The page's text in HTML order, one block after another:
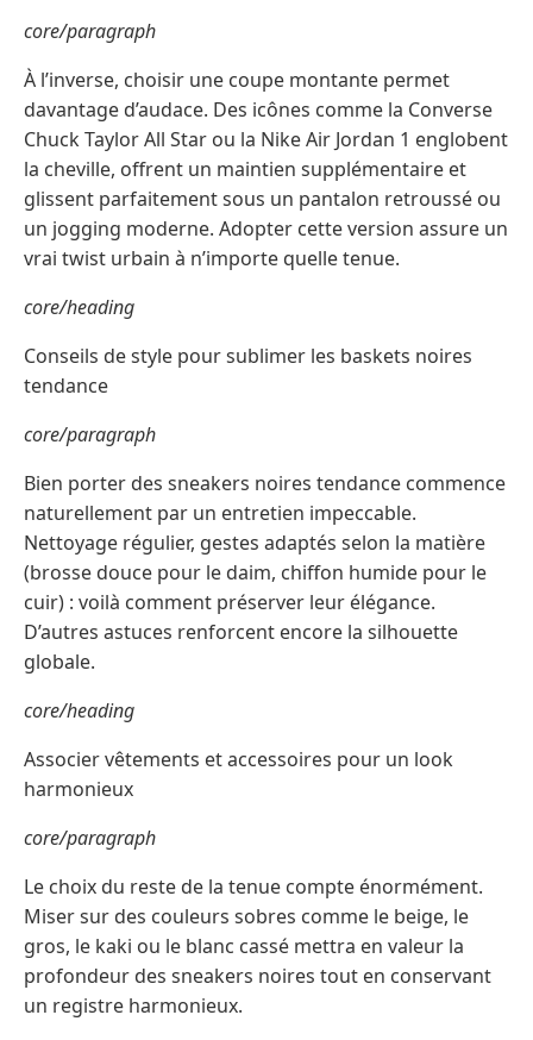
core/paragraph
À l’inverse, choisir une coupe montante permet
davantage d’audace. Des icônes comme la Converse
Chuck Taylor All Star ou la Nike Air Jordan 1 englobent
la cheville, offrent un maintien supplémentaire et
glissent parfaitement sous un pantalon retroussé ou
un jogging moderne. Adopter cette version assure un
vrai twist urbain à n’importe quelle tenue.
core/heading
Conseils de style pour sublimer les baskets noires
tendance
core/paragraph
Bien porter des sneakers noires tendance commence
naturellement par un entretien impeccable.
Nettoyage régulier, gestes adaptés selon la matière
(brosse douce pour le daim, chiffon humide pour le
cuir) : voilà comment préserver leur élégance.
D’autres astuces renforcent encore la silhouette
globale.
core/heading
Associer vêtements et accessoires pour un look
harmonieux
core/paragraph
Le choix du reste de la tenue compte énormément.
Miser sur des couleurs sobres comme le beige, le
gros, le kaki ou le blanc cassé mettra en valeur la
profondeur des sneakers noires tout en conservant
un registre harmonieux.